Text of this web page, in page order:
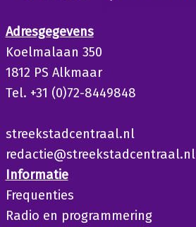
Adresgegevens
Koelmalaan 350
1812 PS Alkmaar
Tel. +31 (0)72-8449848
streekstadcentraal.nl
redactie@streekstadcentraal.nl
Informatie
Frequenties
Radio en programmering